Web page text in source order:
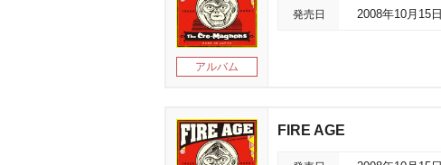
アルバム
発売日 2008年10月15日
FIRE AGE